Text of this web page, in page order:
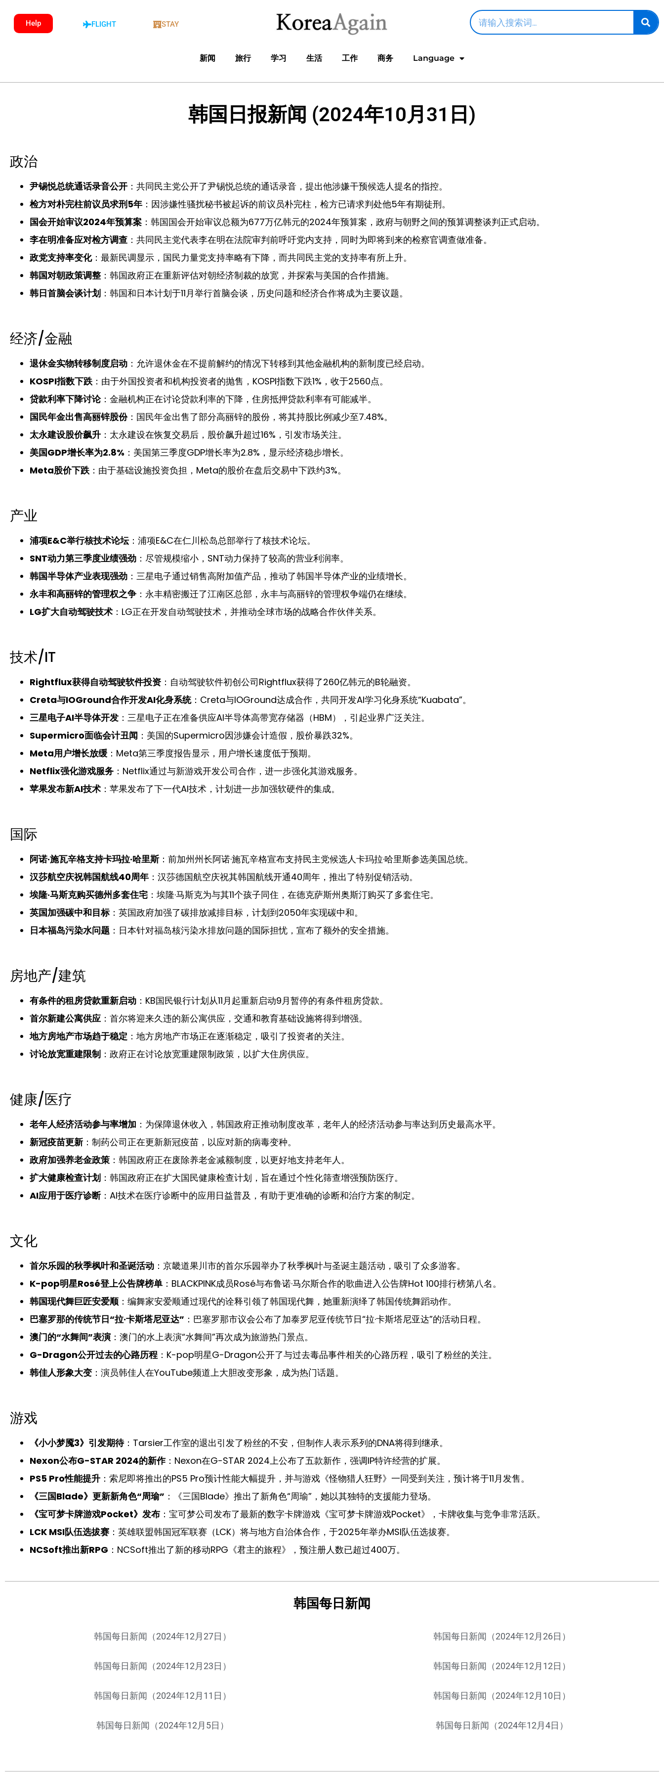
Help FLIGHT STAY
新闻 旅行 学习 生活 工作 商务 Language
韩国日报新闻 (2024年10月31日)
政治
尹锡悦总统通话录音公开 ：共同民主党公开了尹锡悦总统的通话录音，提出他涉嫌干预候选人提名的指控。
检方对朴完柱前议员求刑5年 ：因涉嫌性骚扰秘书被起诉的前议员朴完柱，检方已请求判处他5年有期徒刑。
国会开始审议2024年预算案 ：韩国国会开始审议总额为677万亿韩元的2024年预算案，政府与朝野之间的预算调整谈判正式启动。
李在明准备应对检方调查 ：共同民主党代表李在明在法院审判前呼吁党内支持，同时为即将到来的检察官调查做准备。
政党支持率变化：最新民调显示，国民力量党支持率略有下降，而共同民主党的支持率有所上升。
韩国对朝政策调整 ：韩国政府正在重新评估对朝经济制裁的放宽，并探索与美国的合作措施。
韩日首脑会谈计划 ：韩国和日本计划于11月举行首脑会谈，历史问题和经济合作将成为主要议题。
经济/金融
退休金实物转移制度启动 ：允许退休金在不提前解约的情况下转移到其他金融机构的新制度已经启动。
KOSPI指数下跌 ：由于外国投资者和机构投资者的抛售，KOSPI指数下跌1%，收于2560点。
贷款利率下降讨论：金融机构正在讨论贷款利率的下降，住房抵押贷款利率有可能减半。
国民年金出售高丽锌股份：国民年金出售了部分高丽锌的股份，将其持股比例减少至7.48%。
太永建设股价飙升 ：太永建设在恢复交易后，股价飙升超过16%，引发市场关注。
美国GDP增长率为2.8% ：美国第三季度GDP增长率为2.8%，显示经济稳步增长。
Meta股价下跌 ：由于基础设施投资负担，Meta的股价在盘后交易中下跌约3%。
产业
浦项E&C举行核技术论坛：浦项E&C在仁川松岛总部举行了核技术论坛。
SNT动力第三季度业绩强劲 ：尽管规模缩小，SNT动力保持了较高的营业利润率。
韩国半导体产业表现强劲 ：三星电子通过销售高附加值产品，推动了韩国半导体产业的业绩增长。
永丰和高丽锌的管理权之争 ：永丰精密搬迁了江南区总部，永丰与高丽锌的管理权争端仍在继续。
LG扩大自动驾驶技术 ：LG正在开发自动驾驶技术，并推动全球市场的战略合作伙伴关系。
技术/IT
Rightflux获得自动驾驶软件投资 ：自动驾驶软件初创公司Rightflux获得了260亿韩元的B轮融资。
Creta与IOGround合作开发AI化身系统：Creta与IOGround达成合作，共同开发AI学习化身系统“Kuabata”。
三星电子AI半导体开发 ：三星电子正在准备供应AI半导体高带宽存储器（HBM），引起业界广泛关注。
Supermicro面临会计丑闻 ：美国的Supermicro因涉嫌会计造假，股价暴跌32%。
Meta用户增长放缓 ：Meta第三季度报告显示，用户增长速度低于预期。
Netflix强化游戏服务 ：Netflix通过与新游戏开发公司合作，进一步强化其游戏服务。
苹果发布新AI技术 ：苹果发布了下一代AI技术，计划进一步加强软硬件的集成。
国际
阿诺·施瓦辛格支持卡玛拉·哈里斯：前加州州长阿诺·施瓦辛格宣布支持民主党候选人卡玛拉·哈里斯参选美国总统。
汉莎航空庆祝韩国航线40周年 ：汉莎德国航空庆祝其韩国航线开通40周年，推出了特别促销活动。
埃隆·马斯克购买德州多套住宅 ：埃隆·马斯克为与其11个孩子同住，在德克萨斯州奥斯汀购买了多套住宅。
英国加强碳中和目标：英国政府加强了碳排放减排目标，计划到2050年实现碳中和。
日本福岛污染水问题 ：日本针对福岛核污染水排放问题的国际担忧，宣布了额外的安全措施。
房地产/建筑
有条件的租房贷款重新启动 ：KB国民银行计划从11月起重新启动9月暂停的有条件租房贷款。
首尔新建公寓供应 ：首尔将迎来久违的新公寓供应，交通和教育基础设施将得到增强。
地方房地产市场趋于稳定 ：地方房地产市场正在逐渐稳定，吸引了投资者的关注。
讨论放宽重建限制 ：政府正在讨论放宽重建限制政策，以扩大住房供应。
健康/医疗
老年人经济活动参与率增加 ：为保障退休收入，韩国政府正推动制度改革，老年人的经济活动参与率达到历史最高水平。
新冠疫苗更新 ：制药公司正在更新新冠疫苗，以应对新的病毒变种。
政府加强养老金政策 ：韩国政府正在废除养老金减额制度，以更好地支持老年人。
扩大健康检查计划 ：韩国政府正在扩大国民健康检查计划，旨在通过个性化筛查增强预防医疗。
AI应用于医疗诊断：AI技术在医疗诊断中的应用日益普及，有助于更准确的诊断和治疗方案的制定。
文化
首尔乐园的秋季枫叶和圣诞活动 ：京畿道果川市的首尔乐园举办了秋季枫叶与圣诞主题活动，吸引了众多游客。
K-pop明星Rosé登上公告牌榜单 ：BLACKPINK成员Rosé与布鲁诺·马尔斯合作的歌曲进入公告牌Hot 100排行榜第八名。
韩国现代舞巨匠安爱顺 ：编舞家安爱顺通过现代的诠释引领了韩国现代舞，她重新演绎了韩国传统舞蹈动作。
巴塞罗那的传统节日“拉·卡斯塔尼亚达” ：巴塞罗那市议会公布了加泰罗尼亚传统节日“拉·卡斯塔尼亚达”的活动日程。
澳门的“水舞间”表演 ：澳门的水上表演“水舞间”再次成为旅游热门景点。
G-Dragon公开过去的心路历程 ：K-pop明星G-Dragon公开了与过去毒品事件相关的心路历程，吸引了粉丝的关注。
韩佳人形象大变 ：演员韩佳人在YouTube频道上大胆改变形象，成为热门话题。
游戏
《小小梦魇3》引发期待：Tarsier工作室的退出引发了粉丝的不安，但制作人表示系列的DNA将得到继承。
Nexon公布G-STAR 2024的新作：Nexon在G-STAR 2024上公布了五款新作，强调IP特许经营的扩展。
PS5 Pro性能提升 ：索尼即将推出的PS5 Pro预计性能大幅提升，并与游戏《怪物猎人狂野》一同受到关注，预计将于11月发售。
《三国Blade》更新新角色“周瑜” ：《三国Blade》推出了新角色“周瑜”，她以其独特的支援能力登场。
《宝可梦卡牌游戏Pocket》发布 ：宝可梦公司发布了最新的数字卡牌游戏《宝可梦卡牌游戏Pocket》，卡牌收集与竞争非常活跃。
LCK MSI队伍选拔赛 ：英雄联盟韩国冠军联赛（LCK）将与地方自治体合作，于2025年举办MSI队伍选拔赛。
NCSoft推出新RPG ：NCSoft推出了新的移动RPG《君主的旅程》，预注册人数已超过400万。
韩国每日新闻
韩国每日新闻（2024年12月27日） 韩国每日新闻（2024年12月26日）
韩国每日新闻（2024年12月23日） 韩国每日新闻（2024年12月12日）
韩国每日新闻（2024年12月11日） 韩国每日新闻（2024年12月10日）
韩国每日新闻（2024年12月5日） 韩国每日新闻（2024年12月4日）